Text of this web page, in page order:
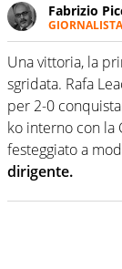
Fabrizio
GIORNALISTA
Nella sua
sportive e
Una vittoria, la
sgridata. Rafa
per 2-0
ko interno con la
festeggiato a
dirigente.